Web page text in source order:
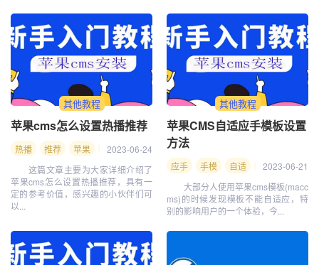
其他教程
苹果cms怎么设置热播推荐
热播 推荐 苹果 cms 设置 怎么
2023-06-24
这篇文章主要为大家详细介绍了
苹果cms怎么设置热播推荐，具有一
定的参考价值，感兴趣的小伙伴们可
以...
其他教程
苹果CMS自适应手模板设置
方法
应手 手模 自适 自适应 适应
2023-06-21
大部分人使用苹果cms模板(macc
ms)的时候发现模板不能自适应，特
别的影响用户的一个体验，今...